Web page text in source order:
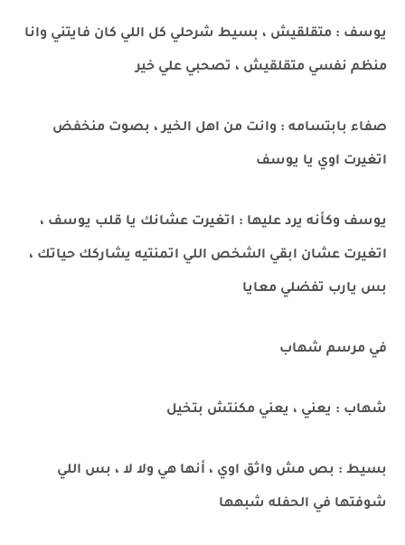
يوسف : متقلقيش ، بسيط شرحلي كل اللي كان فايتني وانا
منظم نفسي متقلقيش ، تصحبي علي خير
صفاء بابتسامه : وانت من اهل الخير ، بصوت منخفض
اتغيرت اوي يا يوسف
يوسف وكأنه يرد عليها : اتغيرت عشانك يا قلب يوسف ،
اتغيرت عشان ابقي الشخص اللي اتمنتيه يشاركك حياتك ،
بس يارب تفضلي معايا
في مرسم شهاب
شهاب : يعني ، يعني مكنتش بتخيل
بسيط : بص مش واثق اوي ، أنها هي ولا لا ، بس اللي
شوفتها في الحفله شبهها